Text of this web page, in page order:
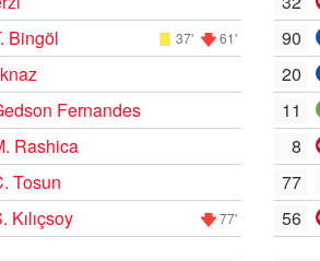
Bingöl 37' 61'
Fernandes
Rashica
Tosun
Kılıçsoy 77'
90
20
11
8
77
56